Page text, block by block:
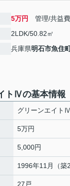
5万円 管理/共益費
2LDK/50.82㎡
兵庫県明石市魚住
トⅣの基本情報
グリーンエイトⅣ
5万円
5,000円
1996年11月（築
27戸